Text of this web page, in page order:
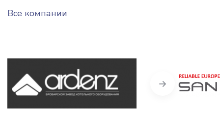
Все компании
Next